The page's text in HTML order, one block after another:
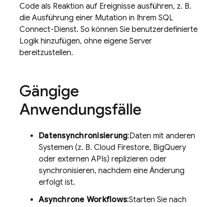
Code als Reaktion auf Ereignisse ausführen, z. B.
die Ausführung einer Mutation in Ihrem SQL
Connect-Dienst. So können Sie benutzerdefinierte
Logik hinzufügen, ohne eigene Server
bereitzustellen.
Gängige
Anwendungsfälle
Datensynchronisierung:Daten mit anderen
Systemen (z. B. Cloud Firestore, BigQuery
oder externen APIs) replizieren oder
synchronisieren, nachdem eine Änderung
erfolgt ist.
Asynchrone Workflows:Starten Sie nach